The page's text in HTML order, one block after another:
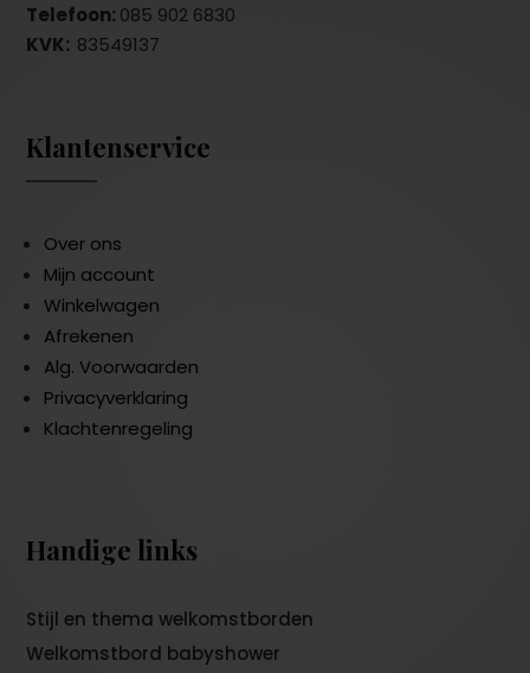
Telefoon: 085 902 6830
KVK: 83549137
Klantenservice
Over ons
Mijn account
Winkelwagen
Afrekenen
Alg. Voorwaarden
Privacyverklaring
Klachtenregeling
Handige links
Stijl en thema welkomstborden
Welkomstbord babyshower